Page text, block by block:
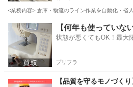
<業務内容> 倉庫・物流のライン作業を自動化・
埼玉 行田市 技術 未経験
【何年も使っていな
状態が悪くてもOK！最大
プリフラ
【品質を守るモノづく